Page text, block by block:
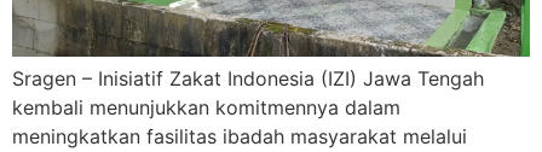
Sragen – Inisiatif Zakat Indonesia (IZI) Jawa Tengah
kembali menunjukkan komitmennya dalam
meningkatkan fasilitas ibadah masyarakat melalui